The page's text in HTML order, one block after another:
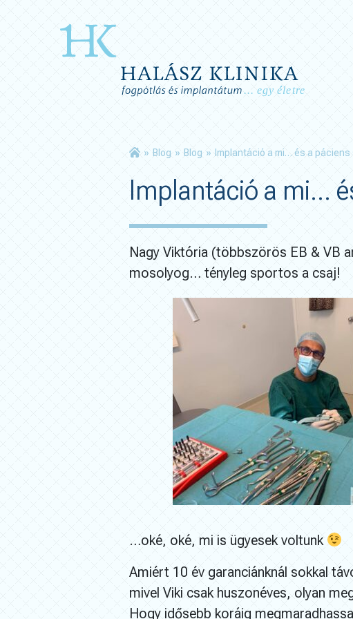
» Blog » Blog » Implantáció a mi… és a
Implantáció a mi…
Nagy Viktória (többszörös EB & VB
mosolyog… tényleg sportos a csaj!
…oké, oké, mi is ügyesek voltunk
Amiért 10 év garanciánknál sokkal
mivel Viki csak huszonéves, olyan
Hogy idősebb koráig